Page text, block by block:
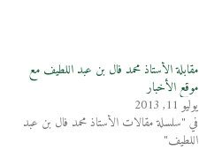
مقابلة الأستاذ محمد فال بن عبد اللطيف مع
موقع الأخبار
يوليو 11, 2013
في "سلسلة مقالات الأستاذ محمد فال بن عبد
اللطيف"